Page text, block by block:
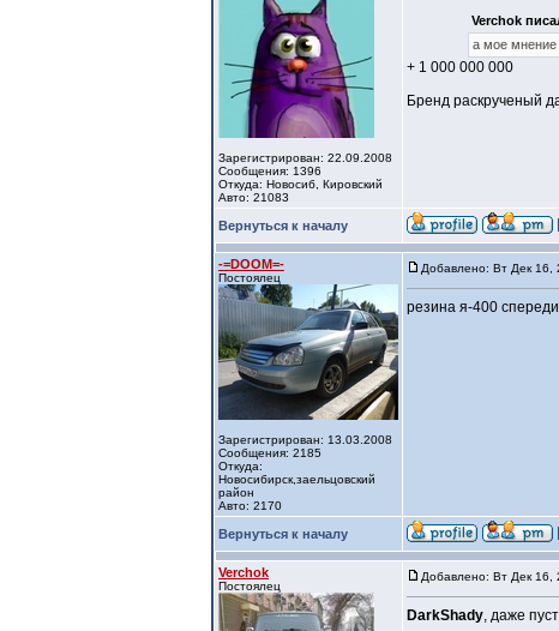
Зарегистрирован: 22.09.2008
Сообщения: 1396
Откуда: Новосиб, Кировский
Авто: 21083
Verchok
а мое мнение
+ 1 000 000 000
Бренд раскрученый
Вернуться к началу
-=DOOM=-
Постоялец
Зарегистрирован: 13.03.2008
Сообщения: 2185
Откуда:
Новосибирск,заельцовский
район
Авто: 2170
Добавлено: Вт Дек 16,
резина я-400
Вернуться к началу
Verchok
Постоялец
Добавлено: Вт Дек 16,
DarkShady, даже